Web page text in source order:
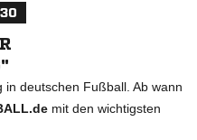
in deutschen Fußball. Ab wann
mit den wichtigsten